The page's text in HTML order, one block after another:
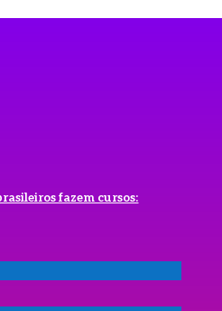
fazem cursos: